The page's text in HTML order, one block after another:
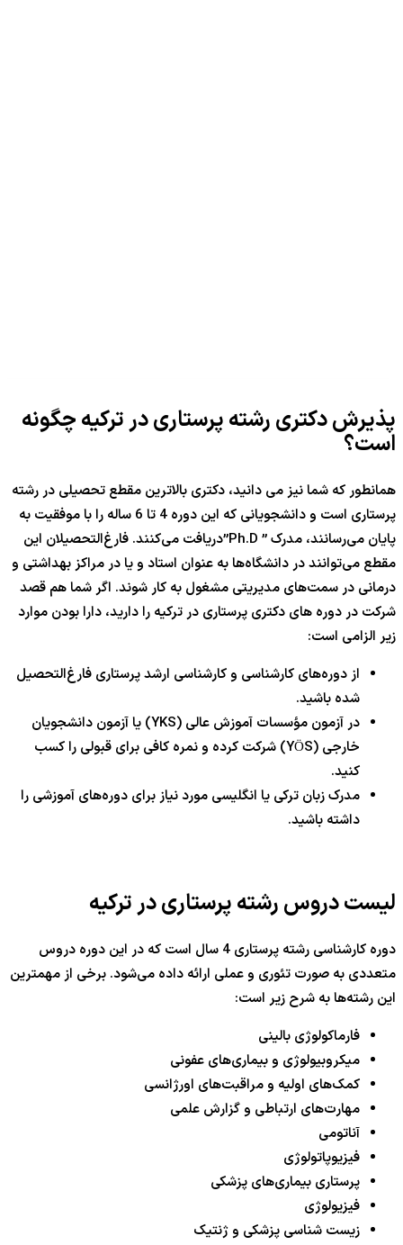
پذیرش دکتری رشته پرستاری در ترکیه چگونه
است؟
همانطور که شما نیز می دانید، دکتری بالاترین مقطع تحصیلی در رشته
پرستاری است و دانشجویانی که این دوره 4 تا 6 ساله را با موفقیت به
پایان می‌رسانند، مدرک ” Ph.D”دریافت می‌کنند. فارغ‌التحصیلان این
مقطع می‌توانند در دانشگاه‌ها به عنوان استاد و یا در مراکز بهداشتی و
درمانی در سمت‌های مدیریتی مشغول به کار شوند. اگر شما هم قصد
شرکت در دوره های دکتری پرستاری در ترکیه را دارید، دارا بودن موارد
زیر الزامی است:
از دوره‌های کارشناسی و کارشناسی ارشد پرستاری فارغ‌التحصیل
شده باشید.
در آزمون مؤسسات آموزش عالی (YKS) یا آزمون دانشجویان
خارجی (YÖS) شرکت کرده و نمره کافی برای قبولی را کسب
کنید.
مدرک زبان ترکی یا انگلیسی مورد نیاز برای دوره‌های آموزشی را
داشته باشید.
لیست دروس رشته پرستاری در ترکیه
دوره کارشناسی رشته پرستاری 4 سال است که در این دوره دروس
متعددی به صورت تئوری و عملی ارائه داده می‌شود. برخی از مهمترین
این رشته‌ها به شرح زیر است:
فارماکولوژی بالینی
میکروبیولوژی و بیماری‌های عفونی
کمک‌های اولیه و مراقبت‌های اورژانسی
مهارت‌های ارتباطی و گزارش علمی
آناتومی
فیزیوپاتولوژی
پرستاری بیماری‌های پزشکی
فیزیولوژی
زیست شناسی پزشکی و ژنتیک